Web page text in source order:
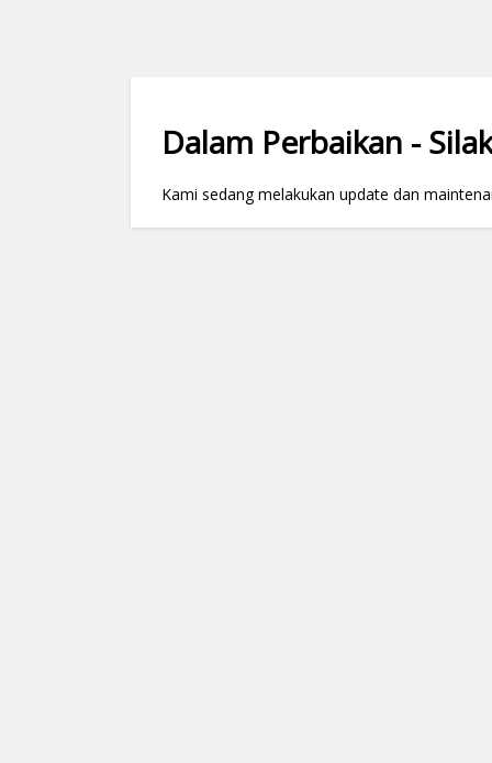
Dalam Perbaikan -
Kami sedang melakukan update dan